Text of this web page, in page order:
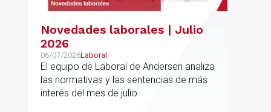
Novedades laborales | Julio
2026
06/07/2026Laboral
El equipo de Laboral de Andersen analiza
las normativas y las sentencias de más
interés del mes de julio